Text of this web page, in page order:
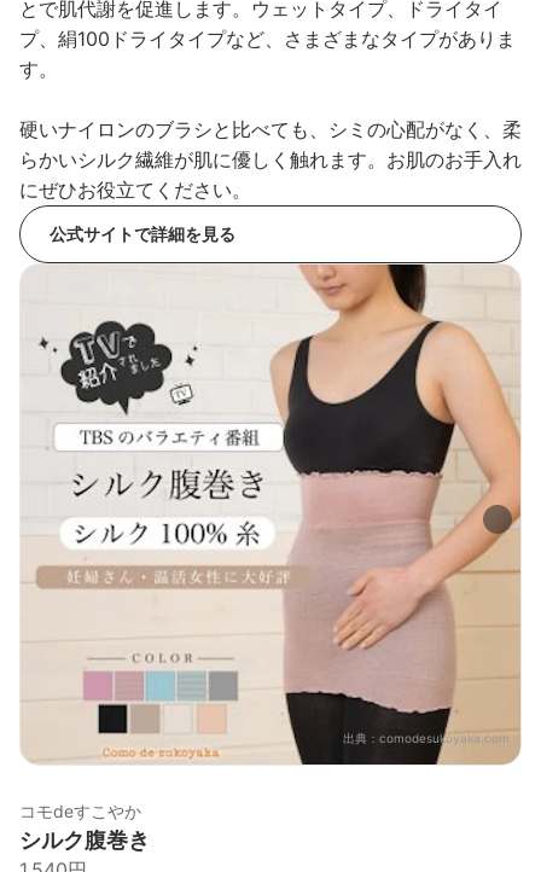
とで肌代謝を促進します。ウェットタイプ、ドライタイ
プ、絹100ドライタイプなど、さまざまなタイプがありま
す。
硬いナイロンのブラシと比べても、シミの心配がなく、柔
らかいシルク繊維が肌に優しく触れます。お肌のお手入れ
にぜひお役立てください。
公式サイトで詳細を見る
出典： comodesukoyaka.com
コモdeすこやか
シルク腹巻き